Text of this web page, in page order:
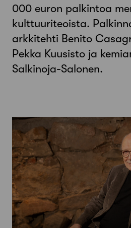
000 euron palkintoa
kulttuuriteoista.
arkkitehti Benito
Pekka Kuusisto ja
Salkinoja-Salonen.